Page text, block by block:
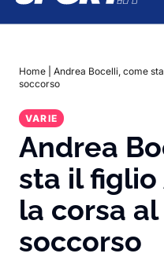
Home
Andrea Bocelli, come
soccorso
VARIE
Andrea
sta il figlio
la corsa
soccorso